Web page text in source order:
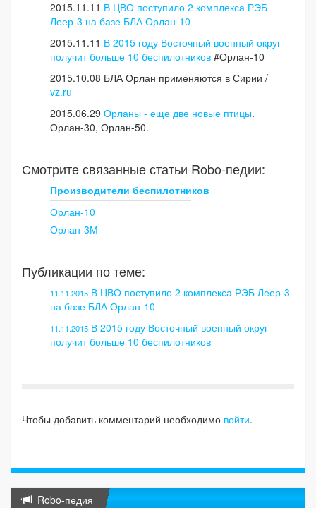
2015.11.11 В ЦВО поступило 2 комплекса РЭБ
Леер-3 на базе БЛА Орлан-10
2015.11.11 В 2015 году Восточный военный округ
получит больше 10 беспилотников #Орлан-10
2015.10.08 БЛА Орлан применяются в Сирии /
vz.ru
2015.06.29 Орланы - еще две новые птицы.
Орлан-30, Орлан-50.
Смотрите связанные статьи Robo-педии:
Производители беспилотников
Орлан-10
Орлан-3М
Публикации по теме:
11.11.2015 В ЦВО поступило 2 комплекса РЭБ Леер-3
на базе БЛА Орлан-10
11.11.2015 В 2015 году Восточный военный округ
получит больше 10 беспилотников
Чтобы добавить комментарий необходимо войти.
Robo-педия